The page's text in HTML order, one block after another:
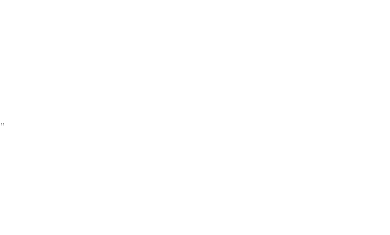
"